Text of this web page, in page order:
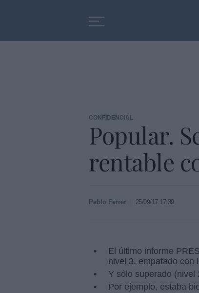
CONFIDENCIAL
Popular.
rentable
Pablo Ferrer 25/09/17 17:39
El último informe
nivel 3, empatado con
Y sólo superado (nivel
Por ejemplo, estaba